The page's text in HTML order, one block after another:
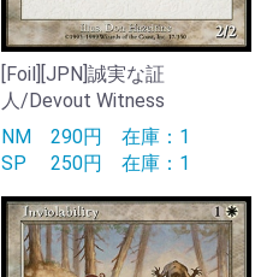
[Foil][JPN]誠実な証
人/Devout Witness
NM 290円 在庫：1
SP
250円 在庫：1